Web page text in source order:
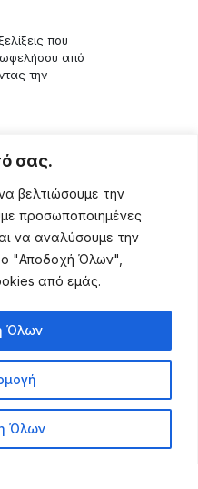
σας.
βελτιώσουμε την
προσωποποιημένες
να αναλύσουμε την
"Αποδοχή Όλων",
από εμάς.
Όλων
Όλων
που
από
την